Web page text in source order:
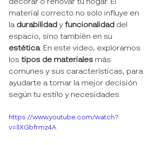
decorar o renovar tu hogar. El
material correcto no solo influye en
la durabilidad y funcionalidad del
espacio, sino también en su
estética. En este video, exploramos
los tipos de materiales más
comunes y sus características, para
ayudarte a tomar la mejor decisión
según tu estilo y necesidades.
https://www.youtube.com/watch?
v=llXGbfrmz4A